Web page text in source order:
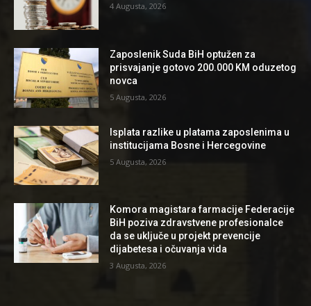
4 Augusta, 2026
Zaposlenik Suda BiH optužen za
prisvajanje gotovo 200.000 KM oduzetog
novca
5 Augusta, 2026
Isplata razlike u platama zaposlenima u
institucijama Bosne i Hercegovine
5 Augusta, 2026
Komora magistara farmacije Federacije
BiH poziva zdravstvene profesionalce
da se uključe u projekt prevencije
dijabetesa i očuvanja vida
3 Augusta, 2026